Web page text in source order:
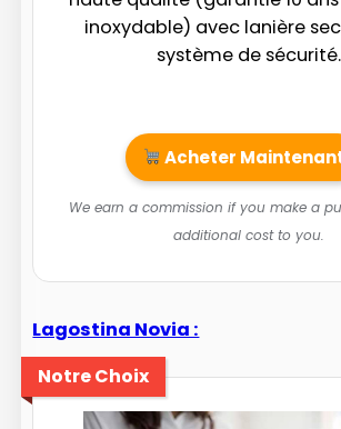
inoxydable) avec lanière
système de sécurité.
Acheter
We earn a commission if you make a
additional cost to you.
Lagostina Novia :
Notre Choix